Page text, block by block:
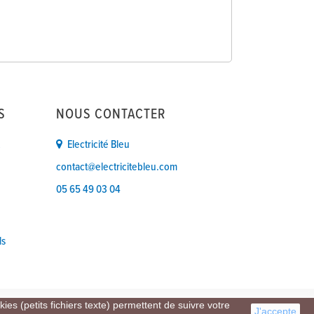
NOUS CONTACTER
Electricité Bleu
contact@electricitebleu.com
05 65 49 03 04
(petits fichiers texte) permettent de suivre votre
J'accepte